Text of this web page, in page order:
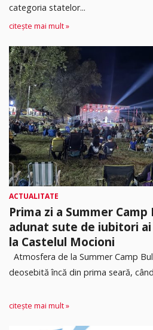
categoria statelor...
citește mai mult »
ACTUALITATE
Prima zi a Summer Camp
adunat sute de iubitori
la Castelul Mocioni
Atmosfera de la Summer Camp
deosebită încă din prima seară,
citește mai mult »